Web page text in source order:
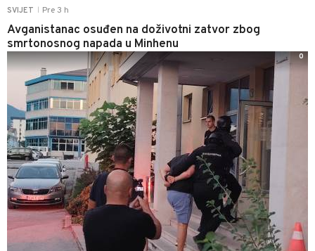
SVIJET Pre 3 h
Avganistanac osuđen na doživotni zatvor zbog
smrtonosnog napada u Minhenu
0